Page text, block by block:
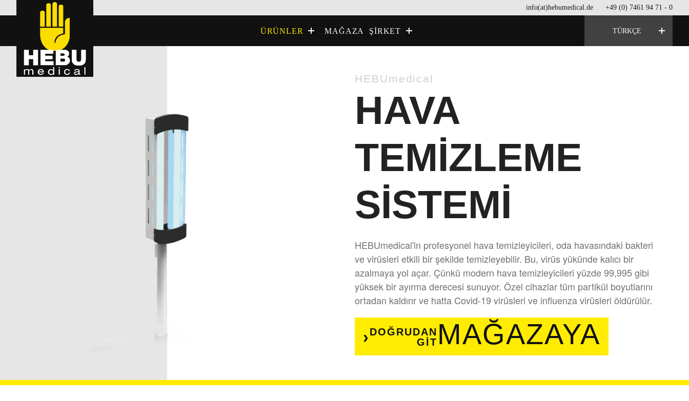
info(at)hebumedical.de +49 (0) 7461 94 71 - 0
ÜRÜNLER MAĞAZA ŞIRKET TÜRKÇE
HEBUmedical
HAVA
TEMIZLEME
SISTEMI
HEBUmedical'in profesyonel hava temizleyicileri, oda havasındaki bakteri
ve virüsleri etkili bir şekilde temizleyebilir. Bu, virüs yükünde kalıcı bir
azalmaya yol açar. Çünkü modern hava temizleyicileri yüzde 99,995 gibi
yüksek bir ayırma derecesi sunuyor. Özel cihazlar tüm partikül boyutlarını
ortadan kaldırır ve hatta Covid-19 virüsleri ve influenza virüsleri öldürülür.
DOĞRUDAN
GIT MAĞAZAYA